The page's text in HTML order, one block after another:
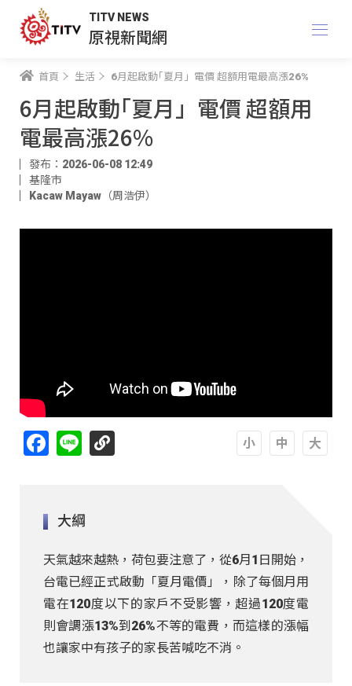
TITV NEWS
原視新聞網
首頁 生活 6月起啟動｢夏月」電價 超額用電最高漲26%
6月起啟動｢夏月」電價 超額用
電最高漲26%
發布：2026-06-08 12:49
基隆市
Kacaw Mayaw（周浩伊）
Facebook
Line
大綱
天氣越來越熱，荷包要注意了，從6月1日開始，
台電已經正式啟動「夏月電價」，除了每個月用
電在120度以下的家戶不受影響，超過120度電
則會調漲13%到26%不等的電費，而這樣的漲幅
也讓家中有孩子的家長苦喊吃不消。